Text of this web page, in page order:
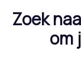
Zoek
om